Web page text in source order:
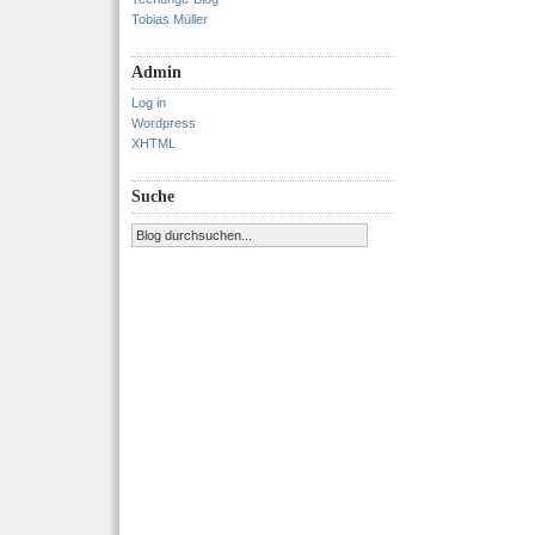
Tobias Müller
Admin
Log in
Wordpress
XHTML
Suche